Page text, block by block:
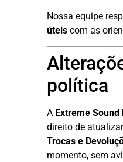
Nossa equipe
úteis com as
política
A Extreme Sound
direito de
Trocas e
momento, sem